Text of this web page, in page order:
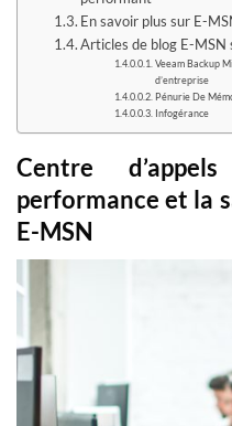
En savoir plus sur E-
Articles de blog E-MSN
Veeam Backup
d’entreprise
Pénurie De
Infogérance
Centre
performance et la
E-MSN